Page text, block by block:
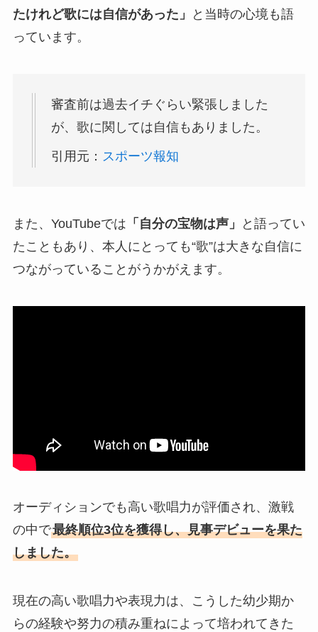
たけれど歌には自信があった」
と当時の心境も語
っています。
審査前は過去イチぐらい緊張しました
が、歌に関しては自信もありました。
引用元： スポーツ報知
また、YouTubeでは 「自分の宝物は声」
と語ってい
たこともあり、本人にとっても“歌”は大きな自信に
つながっていることがうかがえます。
オーディションでも高い歌唱力が評価され、激戦
の中で最終順位3位を獲得し、見事デビューを果た
しました。
現在の高い歌唱力や表現力は、こうした幼少期か
らの経験や努力の積み重ねによって培われてきた